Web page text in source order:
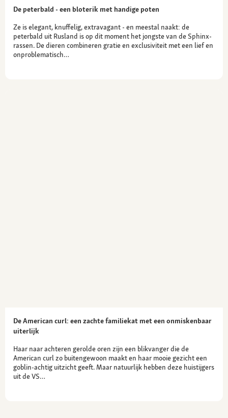
De peterbald - een bloterik met handige poten
Ze is elegant, knuffelig, extravagant - en meestal naakt: de
peterbald uit Rusland is op dit moment het jongste van de Sphinx-
rassen. De dieren combineren gratie en exclusiviteit met een lief en
onproblematisch…
De American curl: een zachte familiekat met een onmiskenbaar
uiterlijk
Haar naar achteren gerolde oren zijn een blikvanger die de
American curl zo buitengewoon maakt en haar mooie gezicht een
goblin-achtig uitzicht geeft. Maar natuurlijk hebben deze huistijgers
uit de VS…